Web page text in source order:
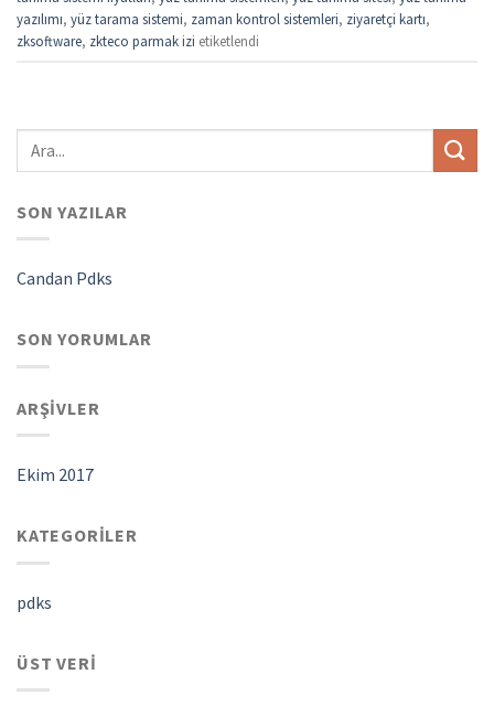
yazılımı, yüz tarama sistemi, zaman kontrol sistemleri, ziyaretçi kartı,
zksoftware, zkteco parmak izi etiketlendi
SON YAZILAR
Candan Pdks
SON YORUMLAR
ARŞIVLER
Ekim 2017
KATEGORILER
pdks
ÜST VERI